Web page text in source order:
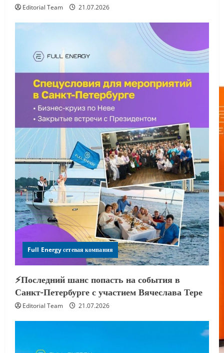
Editorial Team 21.07.2026
Full Energy сетевая компания
⚡️Последний шанс попасть на события в
Санкт-Петербурге с участием Вячеслава Тере
Editorial Team 21.07.2026